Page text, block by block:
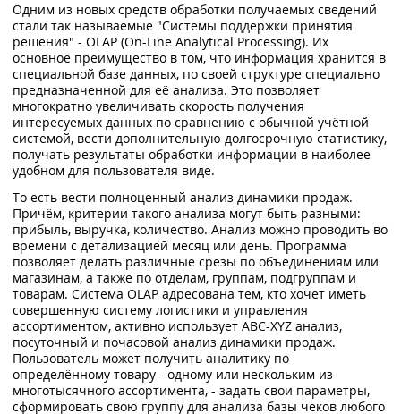
Одним из новых средств обработки получаемых сведений
стали так называемые "Системы поддержки принятия
решения" - OLAP (On-Line Analytical Processing). Их
основное преимущество в том, что информация хранится в
специальной базе данных, по своей структуре специально
предназначенной для её анализа. Это позволяет
многократно увеличивать скорость получения
интересуемых данных по сравнению с обычной учётной
системой, вести дополнительную долгосрочную статистику,
получать результаты обработки информации в наиболее
удобном для пользователя виде.
То есть вести полноценный анализ динамики продаж.
Причём, критерии такого анализа могут быть разными:
прибыль, выручка, количество. Анализ можно проводить во
времени с детализацией месяц или день. Программа
позволяет делать различные срезы по объединениям или
магазинам, а также по отделам, группам, подгруппам и
товарам. Система OLAP адресована тем, кто хочет иметь
совершенную систему логистики и управления
ассортиментом, активно использует ABC-XYZ анализ,
посуточный и почасовой анализ динамики продаж.
Пользователь может получить аналитику по
определённому товару - одному или нескольким из
многотысячного ассортимента, - задать свои параметры,
сформировать свою группу для анализа базы чеков любого